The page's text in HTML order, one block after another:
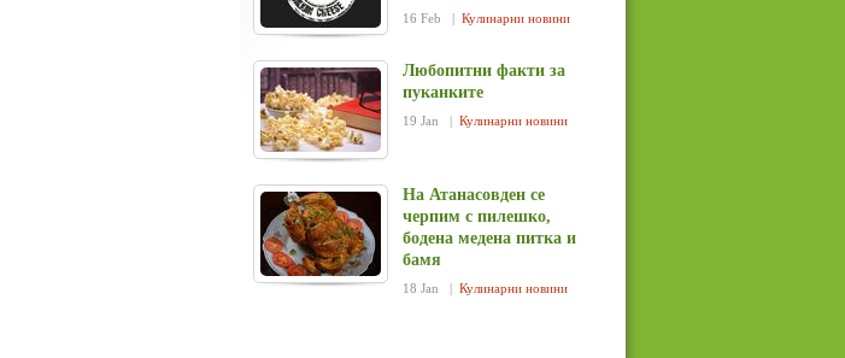
16 Feb | Кулинарни новини
Любопитни факти за
пуканките
19 Jan | Кулинарни новини
На Атанасовден се
черпим с пилешко,
бодена медена питка и
бамя
18 Jan | Кулинарни новини